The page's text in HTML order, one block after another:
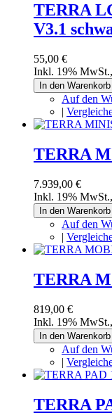
TERRA
V3.1
55,00 €
Inkl. 19% MwSt.,
In den Warenkorb
Auf den
|
TERRA
7.939,00 €
Inkl. 19% MwSt.,
In den Warenkorb
Auf den
|
TERRA
819,00 €
Inkl. 19% MwSt.,
In den Warenkorb
Auf den
|
TERRA